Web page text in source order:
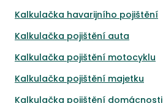
Kalkulačka havarijního pojištění
Kalkulačka pojištění auta
Kalkulačka pojištění motocyklu
Kalkulačka pojištění majetku
Kalkulačka pojištění domácnosti